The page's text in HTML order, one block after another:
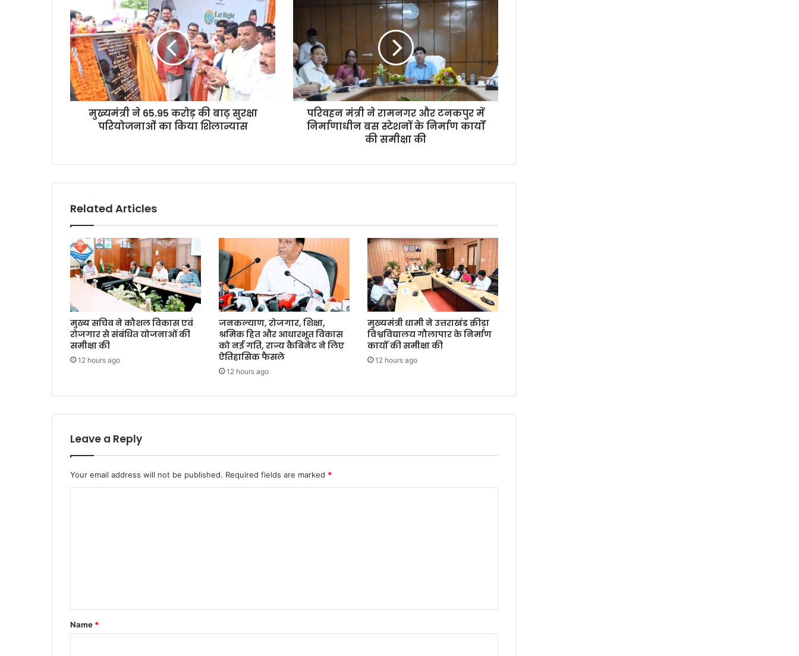
मुख्यमंत्री ने 65.95 करोड़ की बाढ़ सुरक्षा
परियोजनाओं का किया शिलान्यास
परिवहन मंत्री ने रामनगर और टनकपुर में
निर्माणाधीन बस स्टेशनों के निर्माण कार्यों
की समीक्षा की
Related Articles
मुख्य सचिव ने कौशल विकास एवं
रोजगार से संबंधित योजनाओं की
समीक्षा की
12 hours ago
जनकल्याण, रोजगार, शिक्षा,
श्रमिक हित और आधारभूत विकास
को नई गति, राज्य कैबिनेट ने लिए
ऐतिहासिक फैसले
12 hours ago
मुख्यमंत्री धामी ने उत्तराखंड क्रीड़ा
विश्वविद्यालय गौलापार के निर्माण
कार्यों की समीक्षा की
12 hours ago
Leave a Reply
Your email address will not be published. Required fields are marked *
*
Name *